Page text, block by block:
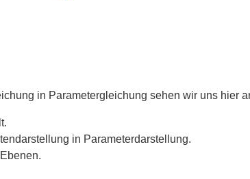
in Parametergleichung sehen wir uns hier
in Parameterdarstellung.